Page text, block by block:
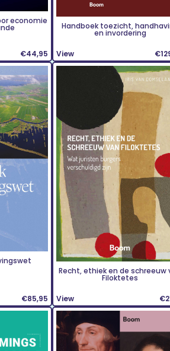
economie
€44,95
Handboek toezicht,
en invordering
View
€85,95
Recht, ethiek en de schreeuw
Filoktetes
View